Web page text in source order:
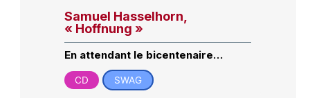
Samuel Hasselhorn,
« Hoffnung »
En attendant le bicentenaire…
CD SWAG